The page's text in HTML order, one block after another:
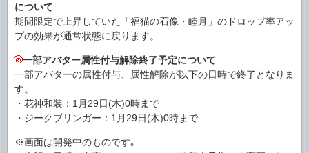
について
期間限定で上昇していた「福猫の石像・睦月」のドロップ率アッ
プの効果が通常状態に戻ります。
一部アバター属性付与解除終了予定について
一部アバターの属性付与、属性解除が以下の日時で終了となりま
す。
・花神和装：1月29日(木)0時まで
・ジークブリンガー：1月29日(木)0時まで
※画面は開発中のものです｡